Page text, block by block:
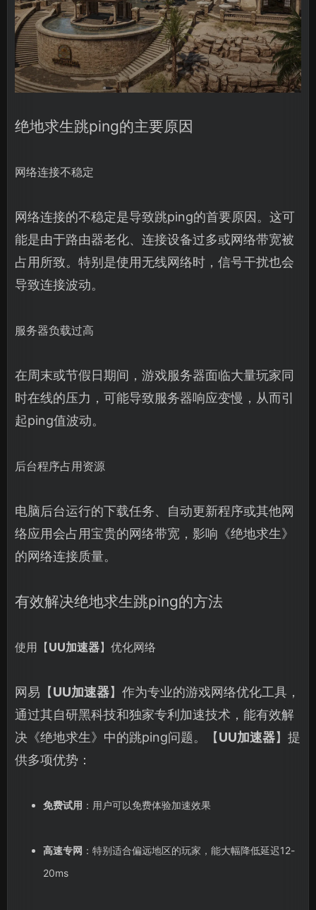
绝地求生跳ping的主要原因
网络连接不稳定
网络连接的不稳定是导致跳ping的首要原因。这可
能是由于路由器老化、连接设备过多或网络带宽被
占用所致。特别是使用无线网络时，信号干扰也会
导致连接波动。
服务器负载过高
在周末或节假日期间，游戏服务器面临大量玩家同
时在线的压力，可能导致服务器响应变慢，从而引
起ping值波动。
后台程序占用资源
电脑后台运行的下载任务、自动更新程序或其他网
络应用会占用宝贵的网络带宽，影响《绝地求生》
的网络连接质量。
有效解决绝地求生跳ping的方法
使用【UU加速器】优化网络
网易【UU加速器】作为专业的游戏网络优化工具，
通过其自研黑科技和独家专利加速技术，能有效解
决《绝地求生》中的跳ping问题。【UU加速器】提
供多项优势：
免费试用 ：用户可以免费体验加速效果
高速专网 ：特别适合偏远地区的玩家，能大幅降低延迟12-
20ms